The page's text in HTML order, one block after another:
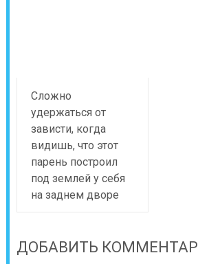
Сложно
удержаться от
зависти, когда
видишь, что этот
парень построил
под землей у себя
на заднем дворе
ДОБАВИТЬ